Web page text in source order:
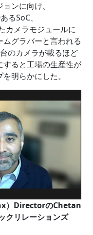
ンに向け、
るSoC、
カメラモジュールに
グラバーと言われる
のカメラが載るほど
ると工場の生産性が
明らかにした。
）DirectorのChetan
リレーションズ